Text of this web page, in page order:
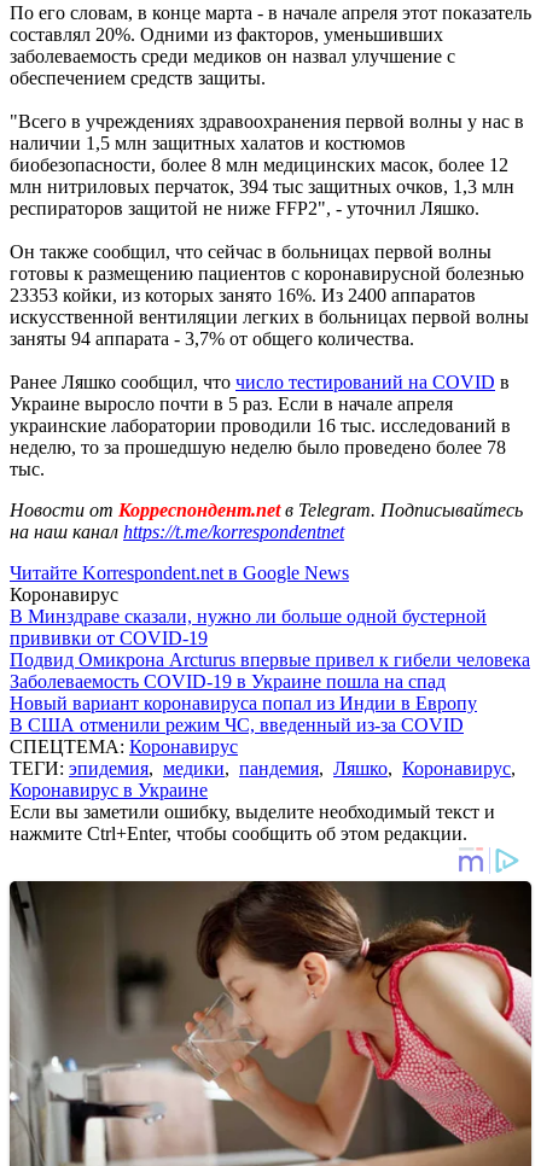
По его словам, в конце марта - в начале апреля этот показатель
составлял 20%. Одними из факторов, уменьшивших
заболеваемость среди медиков он назвал улучшение с
обеспечением средств защиты.
"Всего в учреждениях здравоохранения первой волны у нас в
наличии 1,5 млн защитных халатов и костюмов
биобезопасности, более 8 млн медицинских масок, более 12
млн нитриловых перчаток, 394 тыс защитных очков, 1,3 млн
респираторов защитой не ниже FFP2", - уточнил Ляшко.
Он также сообщил, что сейчас в больницах первой волны
готовы к размещению пациентов с коронавирусной болезнью
23353 койки, из которых занято 16%. Из 2400 аппаратов
искусственной вентиляции легких в больницах первой волны
заняты 94 аппарата - 3,7% от общего количества.
Ранее Ляшко сообщил, что число тестирований на COVID в
Украине выросло почти в 5 раз. Если в начале апреля
украинские лаборатории проводили 16 тыс. исследований в
неделю, то за прошедшую неделю было проведено более 78
тыс.
Новости от Корреспондент.netв Telegram. Подписывайтесь
на наш канал https://t.me/korrespondentnet
Читайте Korrespondent.net в Google News
Коронавирус
В Минздраве сказали, нужно ли больше одной бустерной
прививки от COVID-19
Подвид Омикрона Arcturus впервые привел к гибели человека
Заболеваемость COVID-19 в Украине пошла на спад
Новый вариант коронавируса попал из Индии в Европу
В США отменили режим ЧС, введенный из-за COVID
СПЕЦТЕМА: Коронавирус
ТЕГИ: эпидемия, медики, пандемия, Ляшко, Коронавирус,
Коронавирус в Украине
Если вы заметили ошибку, выделите необходимый текст и
нажмите Ctrl+Enter, чтобы сообщить об этом редакции.